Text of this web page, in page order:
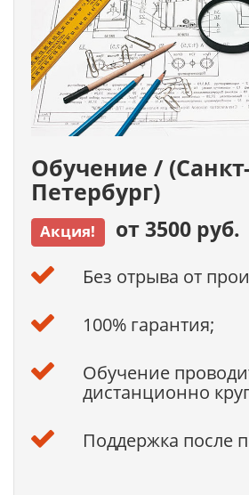
Обучение /
Петербург)
Акция! от 3500 руб.
Без отрыва от
100% гарантия;
Обучение
дистанционно
Поддержка после